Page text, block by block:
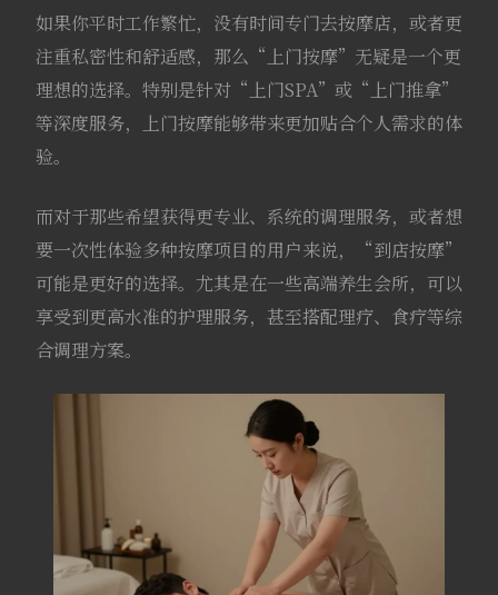
如果你平时工作繁忙，没有时间专门去按摩店，或者更
注重私密性和舒适感，那么“上门按摩”无疑是一个更
理想的选择。特别是针对“上门SPA”或“上门推拿”
等深度服务，上门按摩能够带来更加贴合个人需求的体
验。
而对于那些希望获得更专业、系统的调理服务，或者想
要一次性体验多种按摩项目的用户来说，“到店按摩”
可能是更好的选择。尤其是在一些高端养生会所，可以
享受到更高水准的护理服务，甚至搭配理疗、食疗等综
合调理方案。